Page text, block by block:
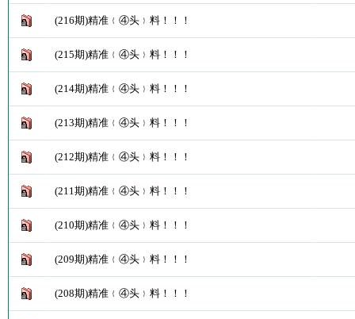
(216期)精准﹛④头﹜料！！！
(215期)精准﹛④头﹜料！！！
(214期)精准﹛④头﹜料！！！
(213期)精准﹛④头﹜料！！！
(212期)精准﹛④头﹜料！！！
(211期)精准﹛④头﹜料！！！
(210期)精准﹛④头﹜料！！！
(209期)精准﹛④头﹜料！！！
(208期)精准﹛④头﹜料！！！